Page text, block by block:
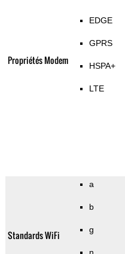
Propriétés Modem
EDGE
GPRS
HSPA+
LTE
Standards WiFi
a
b
g